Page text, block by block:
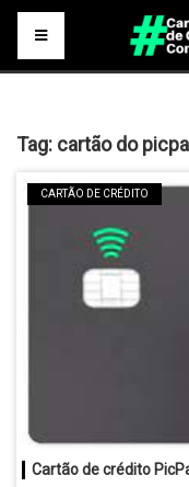
Tag: cartão do
CARTÃO DE CRÉDITO
Cartão de crédito